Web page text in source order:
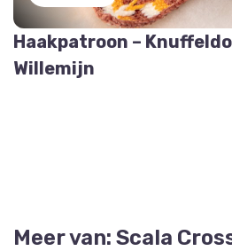
Haakpatroon –
Willemijn
Meer van: Scala